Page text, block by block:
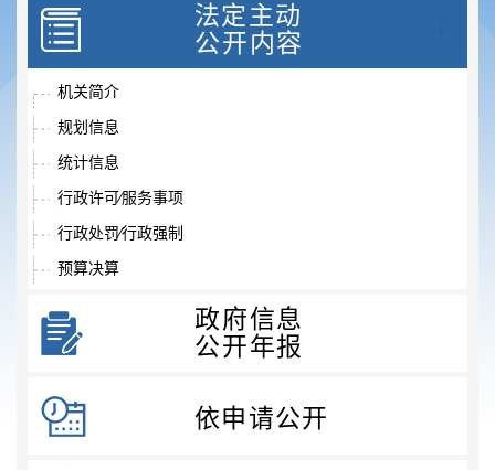
法定主动
公开内容
机关简介
规划信息
统计信息
行政许可⁄服务事项
行政处罚⁄行政强制
预算决算
政府采购
重大民生信息
政府信息
公开年报
依申请公开